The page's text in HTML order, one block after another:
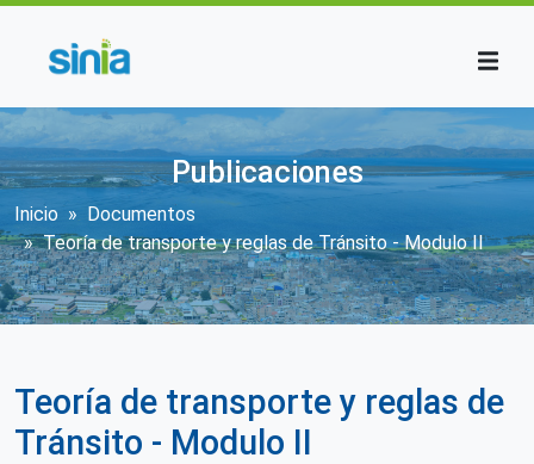
Publicaciones
Sobrescribir enlaces de ayuda a la
Inicio
Documentos
Teoría de transporte y reglas de Tránsito - Modulo II
Teoría de transporte y reglas de
Tránsito - Modulo II